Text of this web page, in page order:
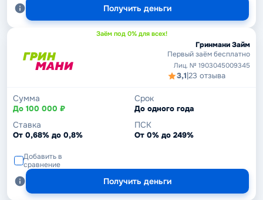
Получить деньги
Заём под 0% для всех!
Гринмани Займ
Первый заём бесплатно
Лиц. № 1903045009345
3,1|23 отзыва
Сумма
До 100 000 ₽
Срок
До одного года
Ставка
От 0,68% до 0,8%
ПСК
От 0% до 249%
Добавить в
сравнение
Получить деньги